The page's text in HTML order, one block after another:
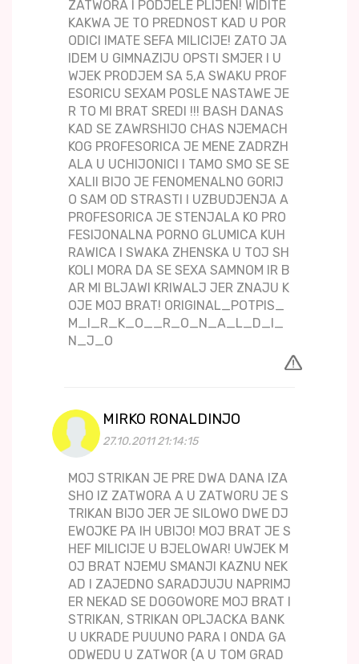
ZATWORA I PODJELE PLIJEN! WIDITE
KAKWA JE TO PREDNOST KAD U POR
ODICI IMATE SEFA MILICIJE! ZATO JA
IDEM U GIMNAZIJU OPSTI SMJER I U
WJEK PRODJEM SA 5,A SWAKU PROF
ESORICU SEXAM POSLE NASTAWE JE
R TO MI BRAT SREDI !!! BASH DANAS
KAD SE ZAWRSHIJO CHAS NJEMACH
KOG PROFESORICA JE MENE ZADRZH
ALA U UCHIJONICI I TAMO SMO SE SE
XALII BIJO JE FENOMENALNO GORIJ
O SAM OD STRASTI I UZBUDJENJA A
PROFESORICA JE STENJALA KO PRO
FESIJONALNA PORNO GLUMICA KUH
RAWICA I SWAKA ZHENSKA U TOJ SH
KOLI MORA DA SE SEXA SAMNOM IR B
AR MI BLJAWI KRIWALJ JER ZNAJU K
OJE MOJ BRAT! ORIGINAL_POTPIS_
M_I_R_K_O__R_O_N_A_L_D_I_
N_J_O
MIRKO RONALDINJO
27.10.2011 21:14:15
MOJ STRIKAN JE PRE DWA DANA IZA
SHO IZ ZATWORA A U ZATWORU JE S
TRIKAN BIJO JER JE SILOWO DWE DJ
EWOJKE PA IH UBIJO! MOJ BRAT JE S
HEF MILICIJE U BJELOWAR! UWJEK M
OJ BRAT NJEMU SMANJI KAZNU NEK
AD I ZAJEDNO SARADJUJU NAPRIMJ
ER NEKAD SE DOGOWORE MOJ BRAT I
STRIKAN, STRIKAN OPLJACKA BANK
U UKRADE PUUUNO PARA I ONDA GA
ODWEDU U ZATWOR (A U TOM GRAD